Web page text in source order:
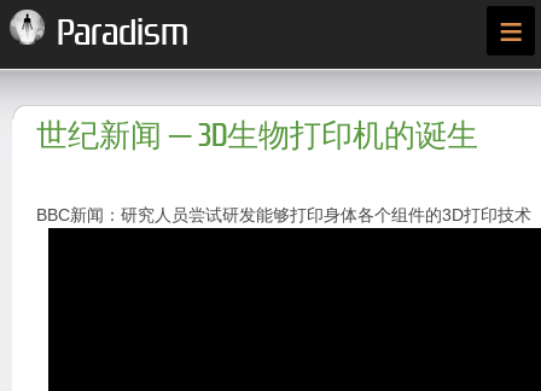
Paradism ≡
世纪新闻 ─ 3D生物打印机的诞生
BBC新闻：研究人员尝试研发能够打印身体各个组件的3D打印技术